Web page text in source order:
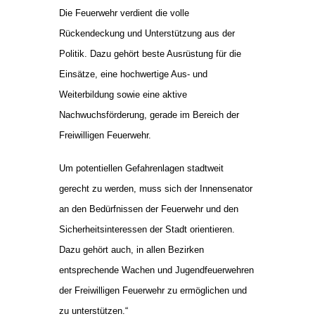
Die Feuerwehr verdient die volle
Rückendeckung und Unterstützung aus der
Politik. Dazu gehört beste Ausrüstung für die
Einsätze, eine hochwertige Aus- und
Weiterbildung sowie eine aktive
Nachwuchsförderung, gerade im Bereich der
Freiwilligen Feuerwehr.
Um potentiellen Gefahrenlagen stadtweit
gerecht zu werden, muss sich der Innensenator
an den Bedürfnissen der Feuerwehr und den
Sicherheitsinteressen der Stadt orientieren.
Dazu gehört auch, in allen Bezirken
entsprechende Wachen und Jugendfeuerwehren
der Freiwilligen Feuerwehr zu ermöglichen und
zu unterstützen.“